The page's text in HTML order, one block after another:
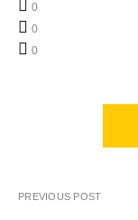
0
0
0
PREVIOUS POST